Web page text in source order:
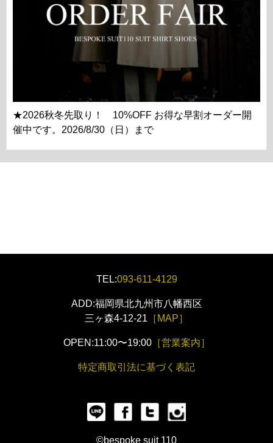
★2026秋冬先取り！ 10%OFF お得な早割オーダー開
催中です。2026/8/30（日）まで
TEL:093-611-4129
ADD:福岡県北九州市八幡西区
三ヶ森4-12-21 ［MAP］
OPEN:11:00〜19:00［営業案内］
特定商取引法に基づく表記
©bespoke suit 110